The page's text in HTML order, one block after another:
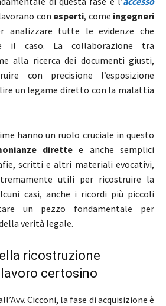
con esperti, come ingegneri
analizzare tutte le evidenze che
il caso. La collaborazione tra
alla ricerca dei documenti giusti,
con precisione l’esposizione
un legame diretto con la malattia
hanno un ruolo cruciale in questo
dirette e anche semplici
scritti e altri materiali evocativi,
utili per ricostruire la
casi, anche i ricordi più piccoli
un pezzo fondamentale per
verità legale.
ricostruzione
certosino
Cicconi, la fase di acquisizione è